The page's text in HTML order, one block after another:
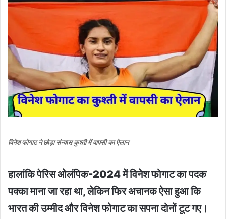
विनेश फोगाट ने छोड़ा संन्यास कुश्ती में वापसी का ऐलान
हालांकि पेरिस ओलंपिक-2024 में विनेश फोगाट का पदक
पक्का माना जा रहा था, लेकिन फिर अचानक ऐसा हुआ कि
भारत की उम्मीद और विनेश फोगाट का सपना दोनों टूट गए।